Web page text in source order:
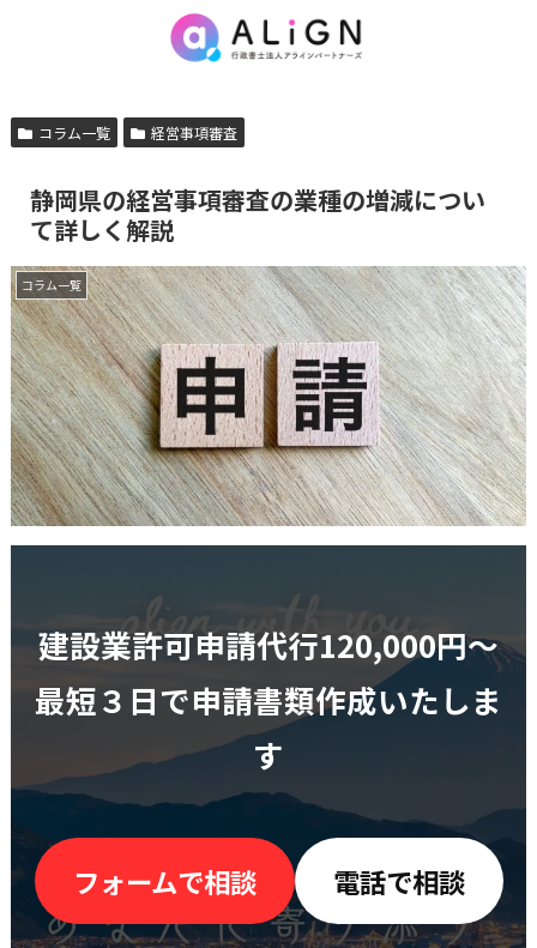
コラム一覧 経営事項審査
静岡県の経営事項審査の業種の増減につい
て詳しく解説
コラム一覧
建設業許可申請代行120,000円〜
最短３日で申請書類作成いたしま
す
フォームで相談 電話で相談